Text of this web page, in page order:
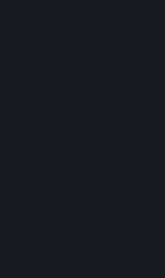
- Более 70 артефактов, от
- Сюжетные и побочные
Чернобыльской Зоны
сталкеров. В духе лучших
- Система рейтинга, от
- Система намокания
- Знакомые из книг и игр
группировки, полностью
налаживать связи, кого
- Новые модели мутантов и
моделлерами, грамотно
- Постоянная поддержка и